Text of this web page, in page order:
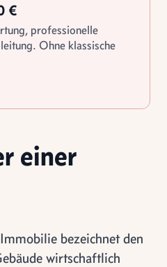
€
professionelle
Ohne klassische
einer
bezeichnet den
wirtschaftlich